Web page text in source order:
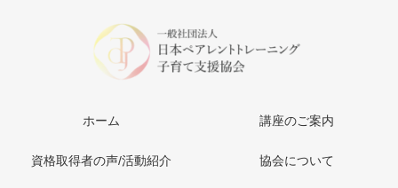
ホーム 講座のご案内
資格取得者の声/活動紹介 協会について